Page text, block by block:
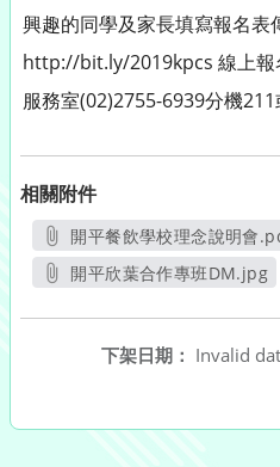
興趣的同學及家長填寫報名表
http://bit.ly/2019kpcs 線上報
服務室(02)2755-6939分機211
相關附件
開平餐飲學校理念說明會
另開新視窗
開平欣葉合作專班DM.jpg
下架日期： Invalid